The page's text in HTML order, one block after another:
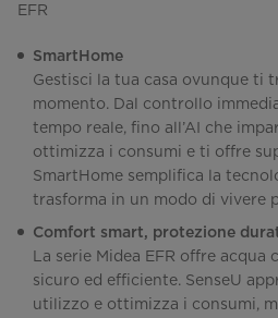
EFR
SmartHome
Gestisci la tua casa ovunque ti
momento. Dal controllo
tempo reale, fino all’AI che
ottimizza i consumi e ti offre
SmartHome semplifica la
trasforma in un modo di vivere
Comfort smart, protezione
La serie Midea EFR offre
sicuro ed efficiente. SenseU
utilizzo e ottimizza i consumi,